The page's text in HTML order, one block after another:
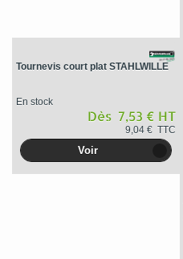
Tournevis court plat STAHLWILLE
En stock
Dès 7,53 € HT
9,04 € TTC
Voir